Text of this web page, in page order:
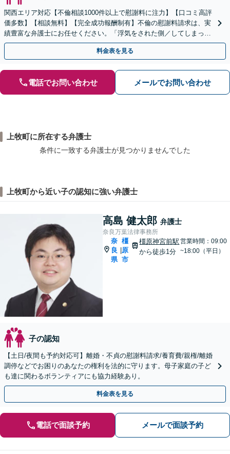
関西エリア対応【不倫相談1000件以上で慰謝料に注力】【口コミ高評
価多数】【相談無料】【完全成功報酬制有】不倫の慰謝料請求は、実
績豊富な弁護士にお任せください。「浮気をされた側／してしまった
側両方対応」人情派弁護士！
料金表を見る
電話でお問い合わせ メールでお問い合わせ
上牧町に所在する弁護士
条件に一致する弁護士が見つかりませんでした
上牧町から近い子の認知に強い弁護士
高島 健太郎 弁護士
奈良万葉法律事務所
奈
良
県
橿
原
市
橿原神宮前駅
から徒歩1分
営業時間：09:00
~18:00（平日）
子の認知
【土日/夜間も予約対応可】離婚・不貞の慰謝料請求/養育費/親権/離婚
調停などでお困りのあなたの権利を法的に守ります。母子家庭の子ど
も達に関わるボランティアにも協力経験あり。
料金表を見る
電話で面談予約 メールで面談予約